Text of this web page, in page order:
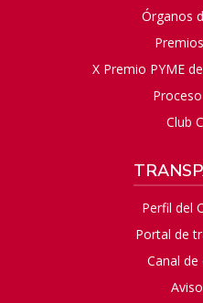
Órganos
X Premio PYME
Club
Perfil del
Portal de
Canal de